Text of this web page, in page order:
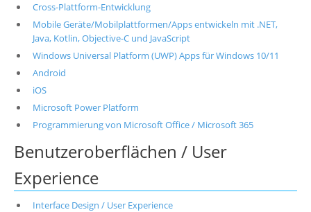
Cross-Plattform-Entwicklung
Mobile Geräte/Mobilplattformen/Apps entwickeln mit .NET,
Java, Kotlin, Objective-C und JavaScript
Windows Universal Platform (UWP) Apps für Windows 10/11
Android
iOS
Microsoft Power Platform
Programmierung von Microsoft Office / Microsoft 365
Benutzeroberflächen / User
Experience
Interface Design / User Experience